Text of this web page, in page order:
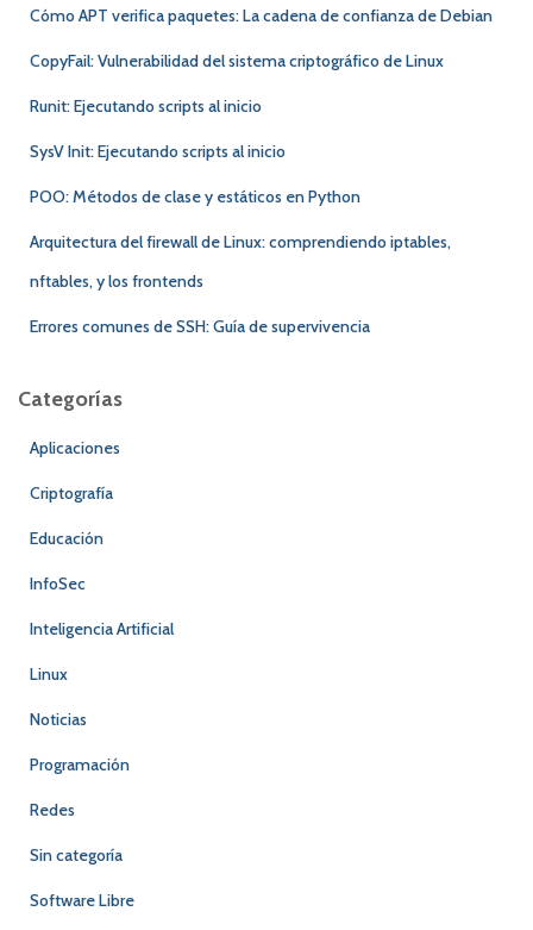
Cómo APT verifica paquetes: La cadena de confianza de Debian
CopyFail: Vulnerabilidad del sistema criptográfico de Linux
Runit: Ejecutando scripts al inicio
SysV Init: Ejecutando scripts al inicio
POO: Métodos de clase y estáticos en Python
Arquitectura del firewall de Linux: comprendiendo iptables,
nftables, y los frontends
Errores comunes de SSH: Guía de supervivencia
Categorías
Aplicaciones
Criptografía
Educación
InfoSec
Inteligencia Artificial
Linux
Noticias
Programación
Redes
Sin categoría
Software Libre